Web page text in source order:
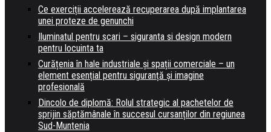
Ce exerciții accelerează recuperarea după implantarea
unei proteze de genunchi
Iluminatul pentru scari – siguranta si design modern
pentru locuinta ta
Curățenia în hale industriale și spații comerciale – un
element esențial pentru siguranță și imagine
profesională
Dincolo de diplomă: Rolul strategic al pachetelor de
sprijin săptămânale în succesul cursanților din regiunea
Sud-Muntenia